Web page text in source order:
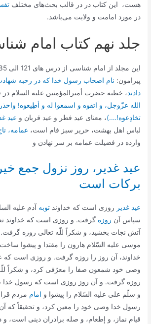
هست، این کتاب در در قالب بحث‌های مختلف
در مورد امامت و ولایت می‌باشد.
جلد نهم کتاب امام
پیرامون: نام اصحاب رسول خدا كه در رحبه
دادند، خطبه حضرت أمیرالمؤمنین علیه السلام در
الله عزّوجل، و اتقوه و اسمعوا له و أطِیعوه!
تخادِعوه!….)، معناى عید فطر و عید قربان‌ و عید
لباس اهل بهشت، حریر سبز فام است‌، عمامه،
وارده در فضیلت عمامه بر سر نهادن‌ و
عید غدیر، روز نزول جمع
بركات است‌
عید غدیر روزی است که خداوندتوبه آدم علیه
سپاس آن روزه گرفت. و روزی است که خداوند
آتش نجات بخشید، و شکراً للّه تعالی روزه
موسی علیه السّلام هارون را مقتدا و پیشوا
خداوند، آن روز را روزه گرفت. و روزی است که
وصی خود شمعون صفا را معرّفی کرد، و شکراً
روزه گرفت. و آن روز روزی است که رسول خدا
و سلّم علی علیه السّلام را پیشوا و امام مردم
رسول خدا وصی خود را معین کرد، و تحقیقاً که
قیام نماز، و إطعام، و صله برادران دینی است،